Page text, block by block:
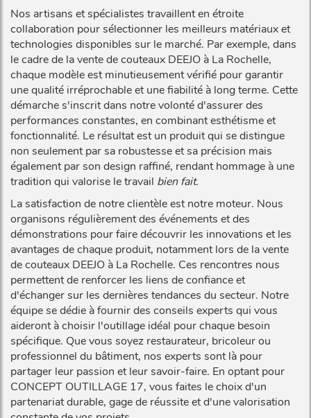
Nos artisans et spécialistes travaillent en étroite
collaboration pour sélectionner les meilleurs matériaux et
technologies disponibles sur le marché. Par exemple, dans
le cadre de la vente de couteaux DEEJO à La Rochelle,
chaque modèle est minutieusement vérifié pour garantir
une qualité irréprochable et une fiabilité à long terme. Cette
démarche s'inscrit dans notre volonté d'assurer des
performances constantes, en combinant esthétisme et
fonctionnalité. Le résultat est un produit qui se distingue
non seulement par sa robustesse et sa précision mais
également par son design raffiné, rendant hommage à une
tradition qui valorise le travail bien fait.
La satisfaction de notre clientèle est notre moteur. Nous
organisons régulièrement des événements et des
démonstrations pour faire découvrir les innovations et les
avantages de chaque produit, notamment lors de la vente
de couteaux DEEJO à La Rochelle. Ces rencontres nous
permettent de renforcer les liens de confiance et
d'échanger sur les dernières tendances du secteur. Notre
équipe se dédie à fournir des conseils experts qui vous
aideront à choisir l'outillage idéal pour chaque besoin
spécifique. Que vous soyez restaurateur, bricoleur ou
professionnel du bâtiment, nos experts sont là pour
partager leur passion et leur savoir-faire. En optant pour
CONCEPT OUTILLAGE 17, vous faites le choix d'un
partenariat durable, gage de réussite et d'une valorisation